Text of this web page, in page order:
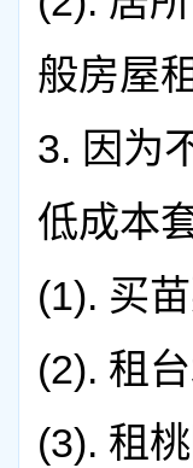
般房屋
3. 因为
低成本
(1). 买
(2). 租
(3). 租